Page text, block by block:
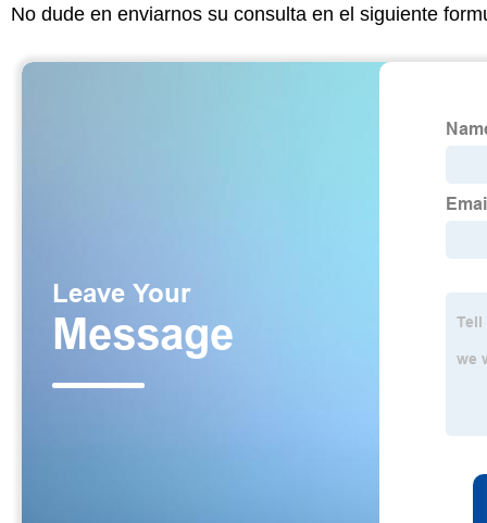
No dude en enviarnos su consulta en el siguiente